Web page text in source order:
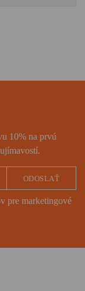
10% na prvú
pre marketingové
ODOSLAŤ